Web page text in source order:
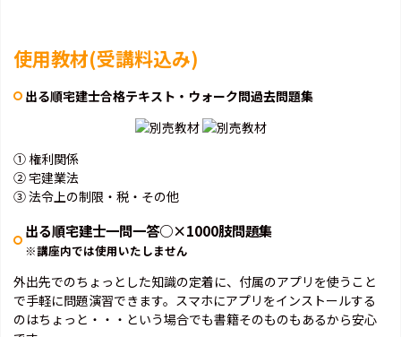
使用教材(受講料込み)
出る順宅建士合格テキスト・ウォーク問過去問題集
① 権利関係
② 宅建業法
③ 法令上の制限・税・その他
出る順宅建士一問一答○×1000肢問題集
※講座内では使用いたしません
外出先でのちょっとした知識の定着に、付属のアプリを使うこと
で手軽に問題演習できます。スマホにアプリをインストールする
のはちょっと・・・という場合でも書籍そのものもあるから安心